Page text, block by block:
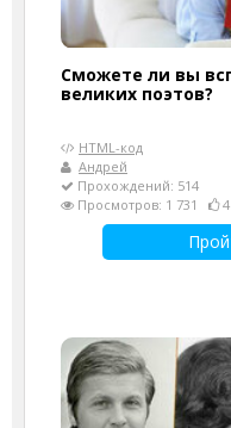
Сможете ли вы
великих поэтов?
HTML-код
Андрей
Прохождений: 514
Просмотров: 1 731
4